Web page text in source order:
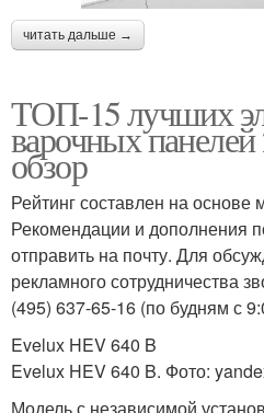
читать дальше →
ТОП-15 лучших
варочных
обзор
Рейтинг составлен на
Рекомендации и дополнения
отправить на почту. Для
рекламного сотрудничества
(495) 637-65-16 (по будням с
Evelux HEV 640 B
Evelux HEV 640 B. Фото:
Модель с независимой